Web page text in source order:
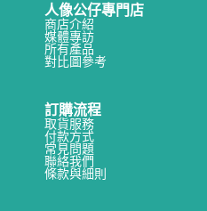
人像公仔專門店
商店介紹
媒體專訪
所有產品
對比圖參考
訂購流程
取貨服務
付款方式
常見問題
聯絡我們
條款與細則